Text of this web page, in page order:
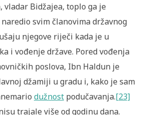
vladar Bidžajea, toplo ga je
svim članovima državnog
njegove riječi kada je u
i vođenje države. Pored vođenja
poslova, Ibn Haldun je
džamiji u gradu i, kako je sam
dužnostpodučavanja.[23]
trajale više od godinu dana.